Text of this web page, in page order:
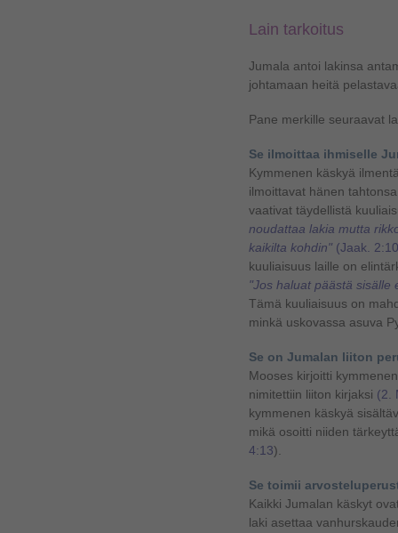
Lain tarkoitus
Jumala antoi lakinsa
johtamaan heitä
Pane merkille seuraavat
Se ilmoittaa ihmiselle
Kymmenen käskyä
ilmoittavat hänen
vaativat täydellistä
noudattaa lakia mutta
kaikilta kohdin" (Jaak.
kuuliaisuus laille on
"Jos haluat päästä sisälle
Tämä kuuliaisuus on
minkä uskovassa asuva
Se on Jumalan liiton
Mooses kirjoitti
nimitettiin liiton kirjaksi (2.
kymmenen käskyä
mikä osoitti niiden
4:13).
Se toimii
Kaikki Jumalan käskyt
laki asettaa